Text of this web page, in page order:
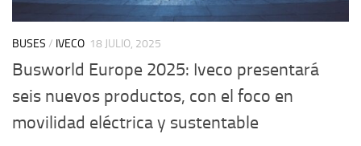
BUSES / IVECO 18 JULIO, 2025
Busworld Europe 2025: Iveco presentará
seis nuevos productos, con el foco en
movilidad eléctrica y sustentable